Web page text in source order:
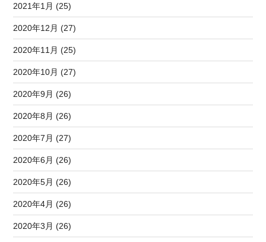
2021年1月 (25)
2020年12月 (27)
2020年11月 (25)
2020年10月 (27)
2020年9月 (26)
2020年8月 (26)
2020年7月 (27)
2020年6月 (26)
2020年5月 (26)
2020年4月 (26)
2020年3月 (26)